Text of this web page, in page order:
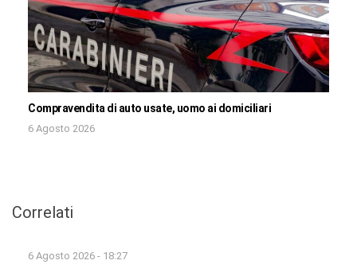
Compravendita di auto usate, uomo ai domiciliari
6 Agosto 2026
Correlati
6 Agosto 2026 - 18:27